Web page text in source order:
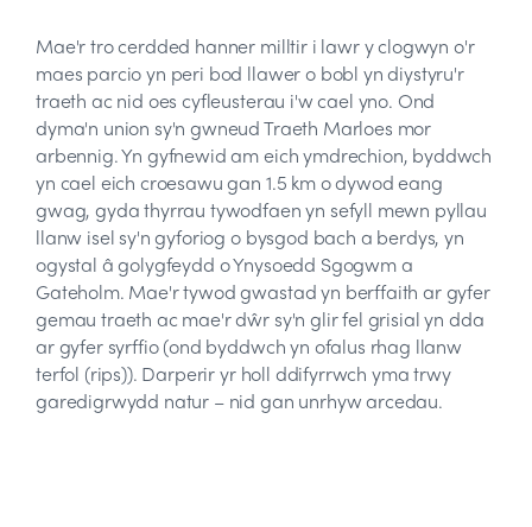
Mae'r tro cerdded hanner milltir i lawr y clogwyn o'r
maes parcio yn peri bod llawer o bobl yn diystyru'r
traeth ac nid oes cyfleusterau i'w cael yno. Ond
dyma'n union sy'n gwneud Traeth Marloes mor
arbennig. Yn gyfnewid am eich ymdrechion, byddwch
yn cael eich croesawu gan 1.5 km o dywod eang
gwag, gyda thyrrau tywodfaen yn sefyll mewn pyllau
llanw isel sy'n gyforiog o bysgod bach a berdys, yn
ogystal â golygfeydd o Ynysoedd Sgogwm a
Gateholm. Mae'r tywod gwastad yn berffaith ar gyfer
gemau traeth ac mae'r dŵr sy'n glir fel grisial yn dda
ar gyfer syrffio (ond byddwch yn ofalus rhag llanw
terfol (rips)). Darperir yr holl ddifyrrwch yma trwy
garedigrwydd natur – nid gan unrhyw arcedau.